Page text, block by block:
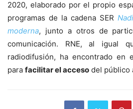
2020, elaborado por el propio
programas de la cadena SER
moderna, junto a otros de
comunicación. RNE, al igual
radiodifusión, ha encontrado en
para facilitar el acceso del público